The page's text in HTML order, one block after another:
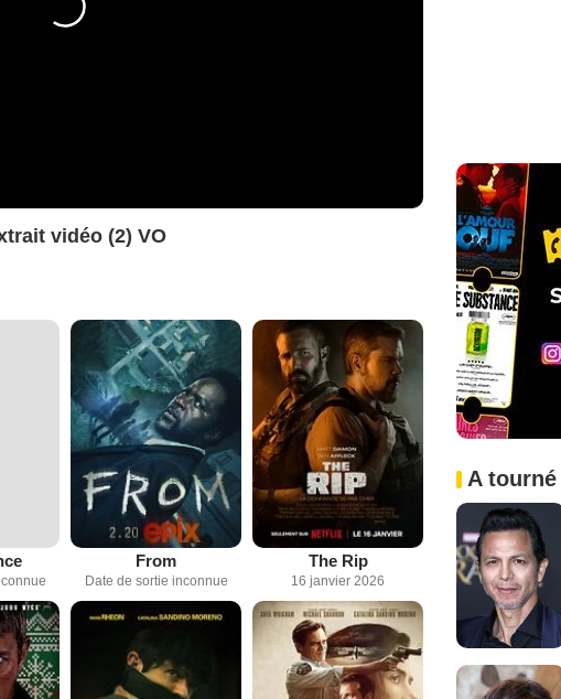
vidéo (2) VO
From
Date de sortie inconnue
The Rip
16 janvier 2026
A